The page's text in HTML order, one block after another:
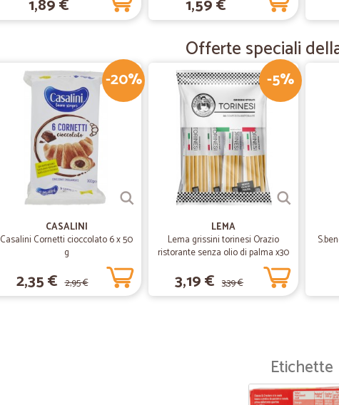
1,89 € 1,59 €
Offerte speciali
-20%
CASALINI
Casalini Cornetti cioccolato 6 x 50
g
2,35 € 2,95 €
-5%
LEMA
Lema grissini torinesi Orazio
ristorante senza olio di palma x30
3,19 € 3,39 €
Etichette